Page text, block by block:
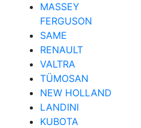
MASSEY
FERGUSON
SAME
RENAULT
VALTRA
TÜMOSAN
NEW HOLLAND
LANDINI
KUBOTA